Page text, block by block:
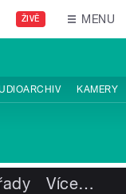
ŽIVĚ MENU
KAMERY
Více…